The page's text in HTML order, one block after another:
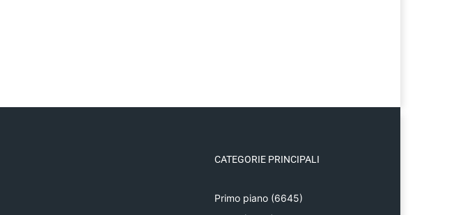
CATEGORIE PRINCIPALI
Primo piano (6645)